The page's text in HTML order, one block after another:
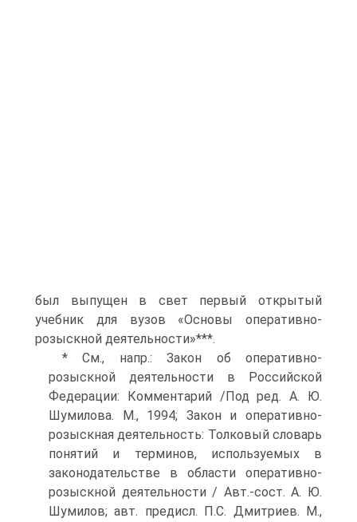
был выпущен в свет первый открытый
учебник для вузов «Основы оперативно-
розыскной деятельности»***.
* См., напр.: Закон об оперативно-
розыскной деятельности в Российской
Федерации: Комментарий /Под ред. А. Ю.
Шумилова. М., 1994; Закон и оперативно-
розыскная деятельность: Толковый словарь
понятий и терминов, используемых в
законодательстве в области оперативно-
розыскной деятельности / Авт.-сост. А. Ю.
Шумилов; авт. предисл. П.С. Дмитриев. М.,